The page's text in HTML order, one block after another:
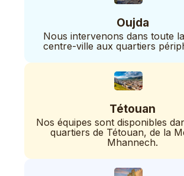
Oujda
Nous intervenons dans toute
centre-ville aux quartiers
Tétouan
Nos équipes sont disponibles
quartiers de Tétouan, de la
Mhannech.